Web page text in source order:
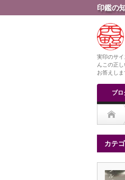
印鑑の
実印のサ
んこの正
お答えしま
ブロ
カテ